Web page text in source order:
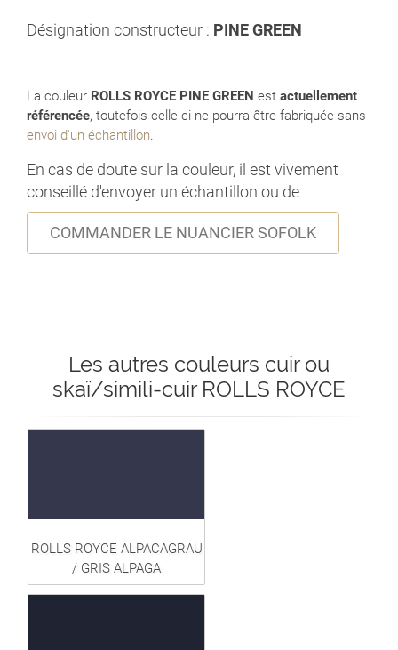
Désignation constructeur : PINE GREEN
La couleur ROLLS ROYCE PINE GREEN est actuellement
référencée, toutefois celle-ci ne pourra être fabriquée sans
envoi d'un échantillon.
En cas de doute sur la couleur, il est vivement
conseillé d'envoyer un échantillon ou de
COMMANDER LE NUANCIER SOFOLK
Les autres couleurs cuir ou
skaï/simili-cuir ROLLS ROYCE
ROLLS ROYCE ALPACAGRAU
/ GRIS ALPAGA